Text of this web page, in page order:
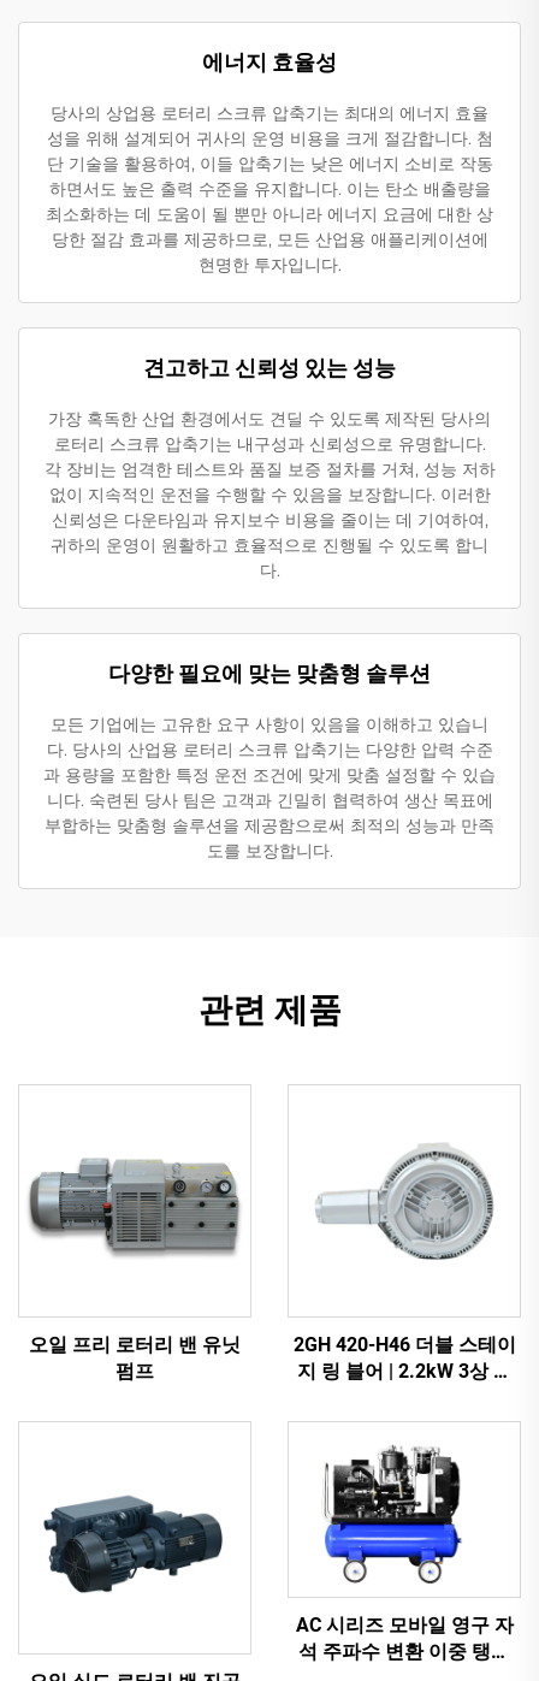
에너지 효율성
당사의 상업용 로터리 스크류 압축기는 최대의 에너지 효율
성을 위해 설계되어 귀사의 운영 비용을 크게 절감합니다. 첨
단 기술을 활용하여, 이들 압축기는 낮은 에너지 소비로 작동
하면서도 높은 출력 수준을 유지합니다. 이는 탄소 배출량을
최소화하는 데 도움이 될 뿐만 아니라 에너지 요금에 대한 상
당한 절감 효과를 제공하므로, 모든 산업용 애플리케이션에
현명한 투자입니다.
견고하고 신뢰성 있는 성능
가장 혹독한 산업 환경에서도 견딜 수 있도록 제작된 당사의
로터리 스크류 압축기는 내구성과 신뢰성으로 유명합니다.
각 장비는 엄격한 테스트와 품질 보증 절차를 거쳐, 성능 저하
없이 지속적인 운전을 수행할 수 있음을 보장합니다. 이러한
신뢰성은 다운타임과 유지보수 비용을 줄이는 데 기여하여,
귀하의 운영이 원활하고 효율적으로 진행될 수 있도록 합니
다.
다양한 필요에 맞는 맞춤형 솔루션
모든 기업에는 고유한 요구 사항이 있음을 이해하고 있습니
다. 당사의 산업용 로터리 스크류 압축기는 다양한 압력 수준
과 용량을 포함한 특정 운전 조건에 맞게 맞춤 설정할 수 있습
니다. 숙련된 당사 팀은 고객과 긴밀히 협력하여 생산 목표에
부합하는 맞춤형 솔루션을 제공함으로써 최적의 성능과 만족
도를 보장합니다.
관련 제품
오일 프리 로터리 밴 유닛
펌프
2GH 420-H46 더블 스테이
지 링 블어 | 2.2kW 3상 고
AC 시리즈 모바일 영구 자
석 주파수 변환 이중 탱크